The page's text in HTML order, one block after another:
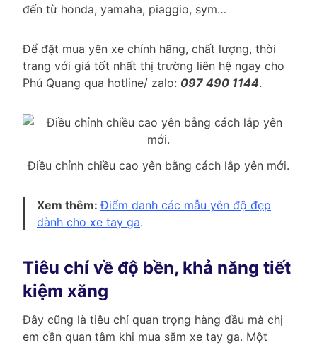
đến từ honda, yamaha, piaggio, sym…
Để đặt mua yên xe chính hãng, chất lượng, thời
trang với giá tốt nhất thị trường liên hệ ngay cho
Phú Quang qua hotline/ zalo: 097 490 1144.
Điều chỉnh chiều cao yên bằng cách lắp yên mới.
Xem thêm:Điểm danh các mẫu yên độ đẹp
dành cho xe tay ga.
Tiêu chí về độ bền, khả năng tiết
kiệm xăng
Đây cũng là tiêu chí quan trọng hàng đầu mà chị
em cần quan tâm khi mua sắm xe tay ga. Một